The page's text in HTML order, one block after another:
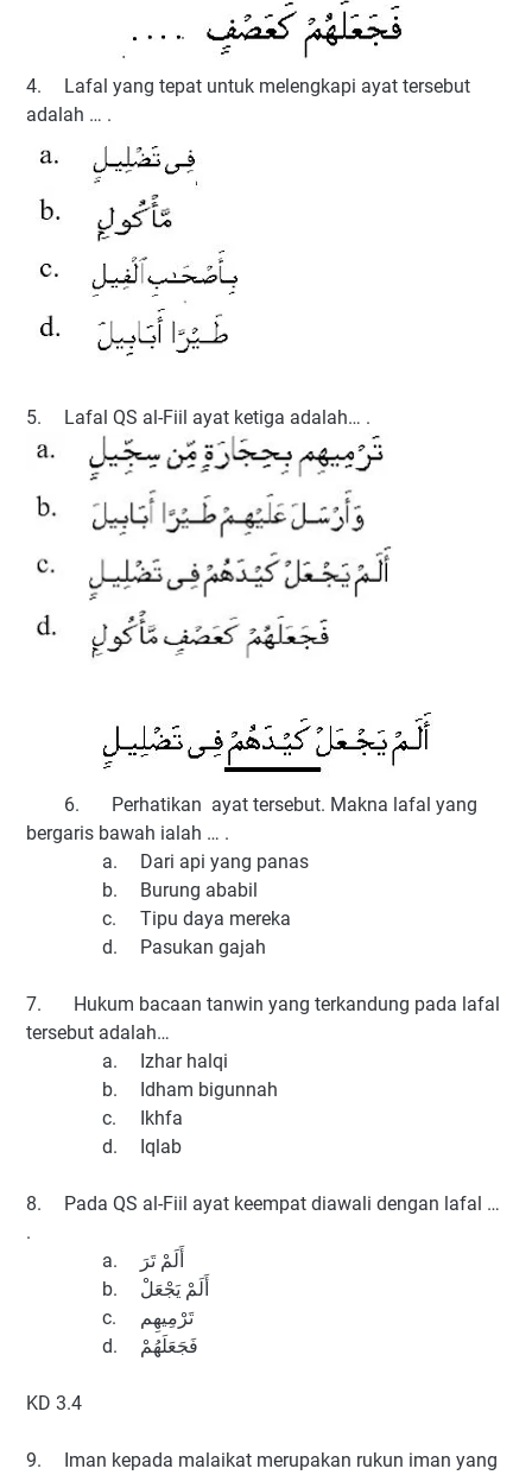
4.
Lafal yang tepat untuk melengkapi ayat tersebut
adalah … .
5. Lafal QS al-Fiil ayat ketiga adalah… .
6.
Perhatikan ayat tersebut. Makna lafal yang
bergaris bawah ialah … .
a.
Dari api yang panas
b.
Burung ababil
c.
Tipu daya mereka
d.
Pasukan gajah
7.
Hukum bacaan tanwin yang terkandung pada lafal
tersebut adalah…
a.
Izhar halqi
b.
Idham bigunnah
c.
Ikhfa
d.
Iqlab
8.
Pada QS al-Fiil ayat keempat diawali dengan lafal …
.
a.
أَلَمْ تَرَ
b.
أَلَمْ يَجْعَلْ
c.
تَرْمِيهِم
d.
فَجَعَلَهُمْ
KD 3.4
9.
Iman kepada malaikat merupakan rukun iman yang